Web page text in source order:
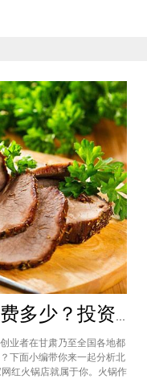
加盟成为了大家心中非常合
北家姓转转小火锅加盟费多少？投资30万一家网红火锅店就属于你
业者在甘肃乃至全国各地都
下面小编带你来一起分析北
红火锅店就属于你。火锅作